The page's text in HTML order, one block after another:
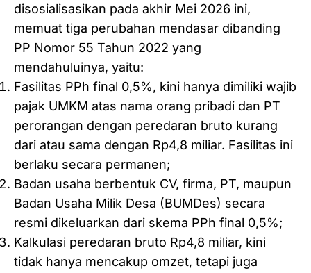
disosialisasikan pada akhir Mei 2026 ini,
memuat tiga perubahan mendasar dibanding
PP Nomor 55 Tahun 2022 yang
mendahuluinya, yaitu:
Fasilitas PPh final 0,5%, kini hanya dimiliki wajib
pajak UMKM atas nama orang pribadi dan PT
perorangan dengan peredaran bruto kurang
dari atau sama dengan Rp4,8 miliar. Fasilitas ini
berlaku secara permanen;
Badan usaha berbentuk CV, firma, PT, maupun
Badan Usaha Milik Desa (BUMDes) secara
resmi dikeluarkan dari skema PPh final 0,5%;
Kalkulasi peredaran bruto Rp4,8 miliar, kini
tidak hanya mencakup omzet, tetapi juga